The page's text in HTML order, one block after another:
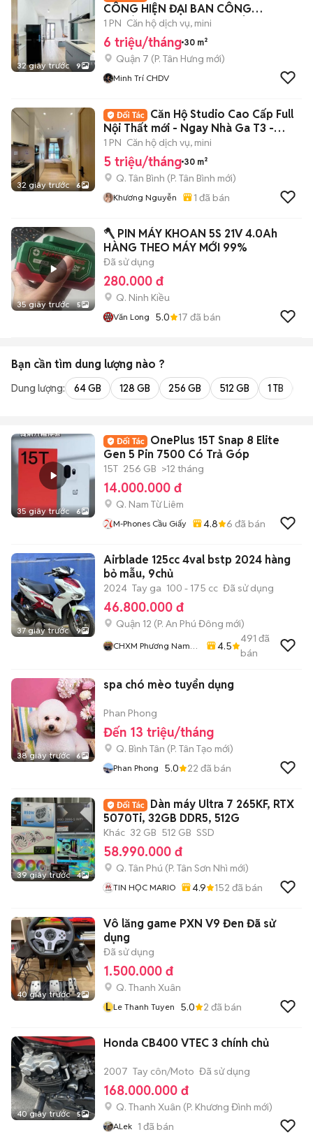
32 giây trước 9
CÔNG HIỆN ĐẠI BAN CÔNG
THOÁNG NGAY TRUNG TÂM
1 PN Căn hộ dịch vụ, mini
6 triệu/tháng 30 m²
Quận 7 (P. Tân Hưng mới)
Minh Trí CHDV
32 giây trước 6
Căn Hộ Studio Cao Cấp Full
Nội Thất mới - Ngay Nhà Ga T3 -
Cộng Hoà
1 PN Căn hộ dịch vụ, mini
5 triệu/tháng 30 m²
Q. Tân Bình (P. Tân Bình mới)
Khương Nguyễn 1 đã bán
35 giây trước 5
🪓 PIN MÁY KHOAN 5S 21V 4.0Ah
HÀNG THEO MÁY MỚI 99%
Đã sử dụng
280.000 đ
Q. Ninh Kiều
Văn Long 5.0 17 đã bán
Bạn cần tìm dung lượng nào ?
Dung lượng: 64 GB 128 GB 256 GB 512 GB 1 TB
35 giây trước 6
OnePlus 15T Snap 8 Elite
Gen 5 Pin 7500 Có Trả Góp
15T 256 GB >12 tháng
14.000.000 đ
Q. Nam Từ Liêm
M-Phones Cầu Giấy 4.8 6 đã bán
37 giây trước 9
Airblade 125cc 4val bstp 2024 hàng
bỏ mẫu, 9chủ
2024 Tay ga 100 - 175 cc Đã sử dụng
46.800.000 đ
Quận 12 (P. An Phú Đông mới)
CHXM Phương Nam
4.5
491 đã
bán
38 giây trước 6
spa chó mèo tuyển dụng
Phan Phong
Đến 13 triệu/tháng
Q. Bình Tân (P. Tân Tạo mới)
Phan Phong 5.0 22 đã bán
39 giây trước 4
Dàn máy Ultra 7 265KF, RTX
5070Ti, 32GB DDR5, 512G
Khác 32 GB 512 GB SSD
58.990.000 đ
Q. Tân Phú (P. Tân Sơn Nhì mới)
TIN HỌC MARIO 4.9 152 đã bán
40 giây trước 2
Vô lăng game PXN V9 Đen Đã sử
dụng
Đã sử dụng
1.500.000 đ
Q. Thanh Xuân
L Le Thanh Tuyen 5.0 2 đã bán
40 giây trước 5
Honda CB400 VTEC 3 chính chủ
2007 Tay côn/Moto Đã sử dụng
168.000.000 đ
Q. Thanh Xuân (P. Khương Đình mới)
ALek 1 đã bán